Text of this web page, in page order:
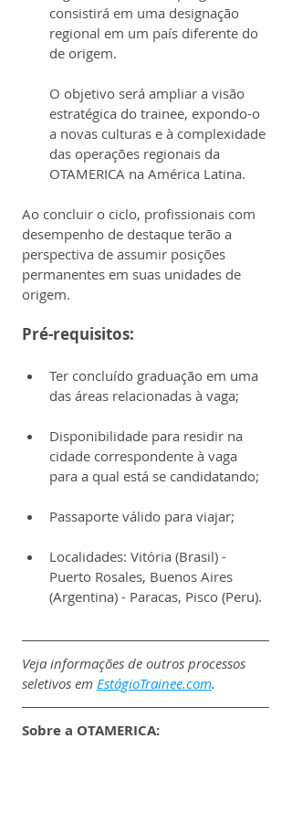
consistirá em uma designação
regional em um país diferente do
de origem.
O objetivo será ampliar a visão
estratégica do trainee, expondo-o
a novas culturas e à complexidade
das operações regionais da
OTAMERICA na América Latina.
Ao concluir o ciclo, profissionais com
desempenho de destaque terão a
perspectiva de assumir posições
permanentes em suas unidades de
origem.
Pré-requisitos:
Ter concluído graduação em uma
das áreas relacionadas à vaga;
Disponibilidade para residir na
cidade correspondente à vaga
para a qual está se candidatando;
Passaporte válido para viajar;
Localidades: Vitória (Brasil) -
Puerto Rosales, Buenos Aires
(Argentina) - Paracas, Pisco (Peru).
Veja informações de outros processos
seletivos em EstágioTrainee.com.
Sobre a OTAMERICA: